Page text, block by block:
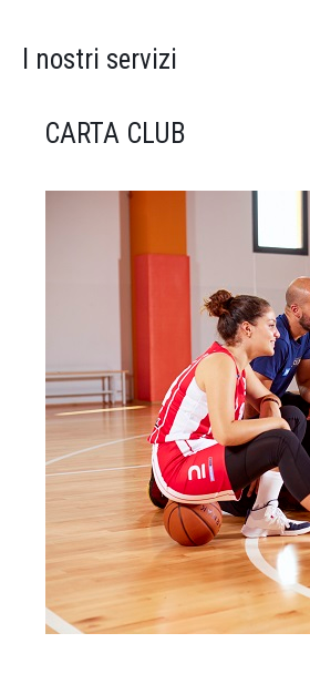
I nostri servizi
CARTA CLUB